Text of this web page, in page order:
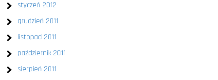
styczeń 2012
grudzień 2011
listopad 2011
październik 2011
sierpień 2011